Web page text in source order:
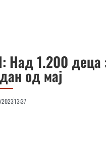
Над 1.200 деца
од мај
13:37